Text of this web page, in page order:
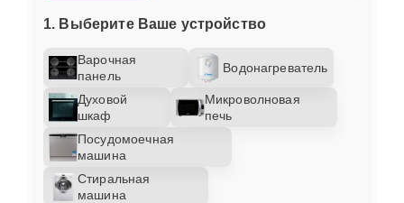
1. Выберите Ваше устройство
Варочная
панель
Водонагреватель
Духовой
шкаф
Микроволновая
печь
Посудомоечная
машина
Стиральная
машина